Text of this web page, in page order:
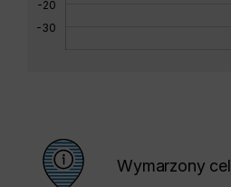
-20
-30
Wymarzony